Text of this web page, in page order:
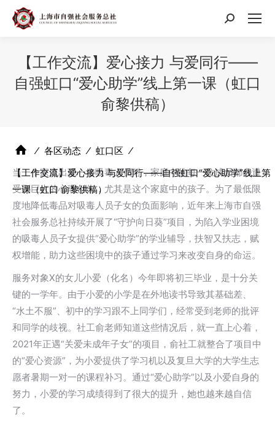
搜
【工作交流】爱心接力 与爱同行——
自强虹口“爱心助学”线上第一课（虹口
俞黎供稿）
⁄ 各区动态 ⁄ 虹口区 ⁄
【工作交流】爱心接力 与爱同行——自强虹口“爱心助学”线上第
一课（虹口 俞黎供稿）
当一个家庭出现一名吸毒人员时，家庭中的每一位成员都会遭
受到巨大的心理创伤，尤其是这个家庭中的孩子。为了最低限
度地降低毒品对吸毒人员子女的负面影响，近年来上海市自强
社会服务总社持续开展了“守护向日葵”项目，为陷入学业困境
的吸毒人员子女提供“爱心助学”的学业辅导，扶智又扶志，赋
权增能，助力这些困境中的孩子通过学习来改变自身的命运。
服务对象X的女儿小爱（化名）今年即将初三毕业，是十分关
键的一学年。由于小爱的小学是在外地读书导致其基础差、
“水土不服”、初中的学习跟不上同学们，经常受到老师的批评
和同学的歧视。社工俞老师知道这些情况后，就一直上心着，
2021年正遇“关爱未成年子女”的项目，俞社工就整合了项目中
的“爱心资源”，为小爱提供了学习机以及复旦大学的大学生志
愿者暑期一对一的课程补习。通过“爱心助学”以及小爱自身的
努力，小爱的学习成绩得到了很大的提升，她也越来越自信
了。